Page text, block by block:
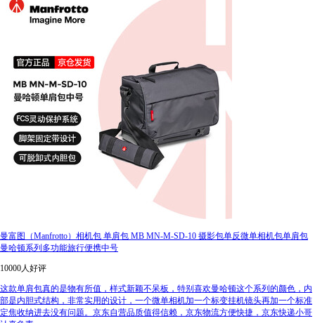
曼富图（Manfrotto）相机包 单肩包 MB MN-M-SD-10 摄影包单反微单相机包单肩包
曼哈顿系列多功能旅行便携中号
10000人好评
这款单肩包真的是物有所值，样式新颖不呆板，特别喜欢曼哈顿这个系列的颜色，内
部是内胆式结构，非常实用的设计，一个微单相机加一个标变挂机镜头再加一个标准
定焦收纳进去没有问题。京东自营品质值得信赖，京东物流方便快捷，京东快递小哥